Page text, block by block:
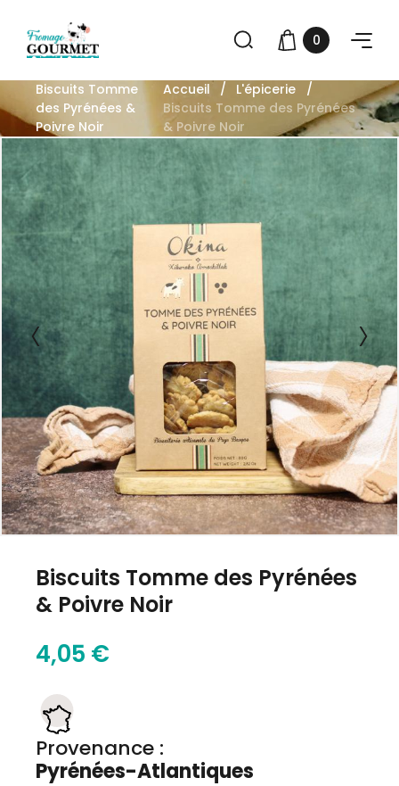
0
Biscuits Tomme
des Pyrénées &
Poivre Noir
Accueil
L'épicerie
Biscuits Tomme des Pyrénées
& Poivre Noir
Biscuits Tomme des Pyrénées
& Poivre Noir
4,05 €
Provenance :
Pyrénées-Atlantiques